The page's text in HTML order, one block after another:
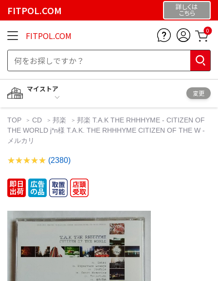
FITPOL.COM 詳しくは
こちら
FITPOL.COM 0
マイストア
変更
TOP CD 邦楽
邦楽 T.A.K THE RHHHYME - CITIZEN OF
THE WORLD j*n様 T.A.K. THE RHHHYME CITIZEN OF THE W -
メルカリ
(2380)